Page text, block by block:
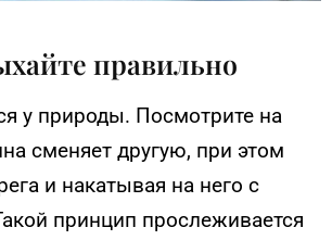
правильно
у природы. Посмотрите на
сменяет другую, при этом
и накатывая на него с
принцип прослеживается